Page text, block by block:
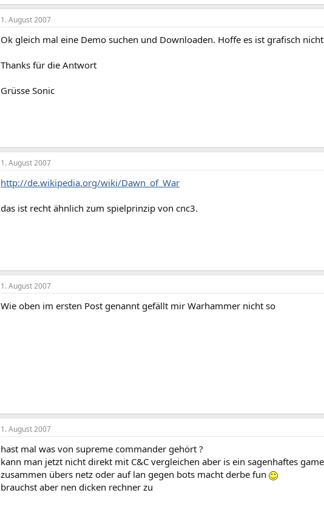
1. August 2007
Ok gleich mal eine Demo suchen und Downloaden. Hoffe es ist grafisch
Thanks für die Antwort
Grüsse Sonic
1. August 2007
http://de.wikipedia.org/wiki/Dawn_of_War
das ist recht ähnlich zum spielprinzip von cnc3.
1. August 2007
Wie oben im ersten Post genannt gefällt mir Warhammer nicht so
1. August 2007
hast mal was von supreme commander gehört ?
kann man jetzt nicht direkt mit C&C vergleichen aber is ein sagenhaftes
zusammen übers netz oder auf lan gegen bots macht derbe fun
brauchst aber nen dicken rechner zu